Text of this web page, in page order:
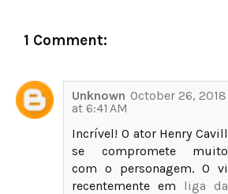
1 Comment:
Unknown October 26, 2018
at 6:41 AM
Incrível! O ator Henry Cavill
se compromete muito
com o personagem. O vi
recentemente em liga da